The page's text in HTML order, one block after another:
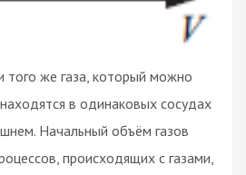
того же газа, который можно
в одинаковых сосудах
Начальный объём газов
происходящих с газами,